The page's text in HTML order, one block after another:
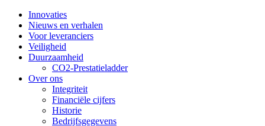
Innovaties
Nieuws en verhalen
Voor leveranciers
Veiligheid
Duurzaamheid
CO2-Prestatieladder
Over ons
Integriteit
Financiële cijfers
Historie
Bedrijfsgegevens